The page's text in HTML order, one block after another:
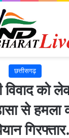
छत्तीसगढ़
विवाद को
से हमला